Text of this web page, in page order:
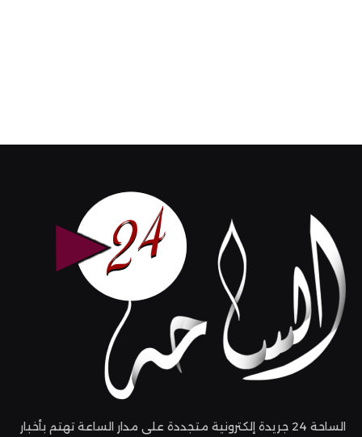
الساحة 24 جريدة إلكترونية متجددة على مدار الساعة تهتم بأخبار